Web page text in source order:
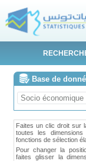
Base de
Faites un clic droit sur
toutes les
fonctions de sélection
Pour changer la
faites glisser la